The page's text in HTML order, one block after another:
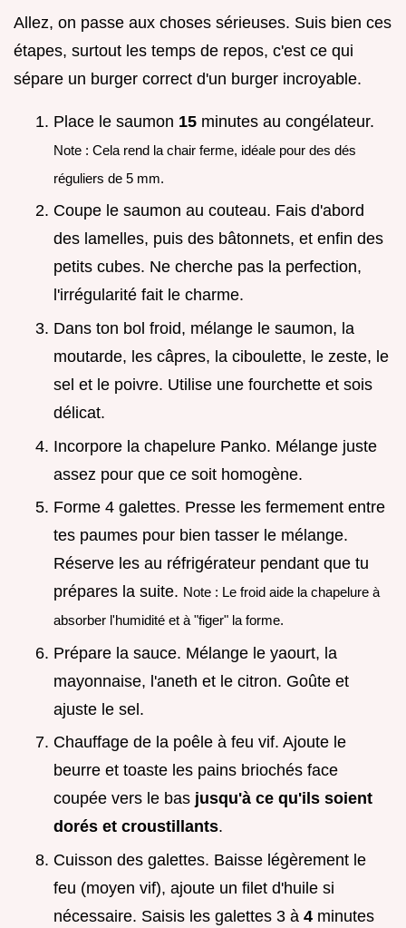
Allez, on passe aux choses sérieuses. Suis bien ces
étapes, surtout les temps de repos, c'est ce qui
sépare un burger correct d'un burger incroyable.
Place le saumon 15 minutes au congélateur.
Note : Cela rend la chair ferme, idéale pour des dés
réguliers de 5 mm.
Coupe le saumon au couteau. Fais d'abord
des lamelles, puis des bâtonnets, et enfin des
petits cubes. Ne cherche pas la perfection,
l'irrégularité fait le charme.
Dans ton bol froid, mélange le saumon, la
moutarde, les câpres, la ciboulette, le zeste, le
sel et le poivre. Utilise une fourchette et sois
délicat.
Incorpore la chapelure Panko. Mélange juste
assez pour que ce soit homogène.
Forme 4 galettes. Presse les fermement entre
tes paumes pour bien tasser le mélange.
Réserve les au réfrigérateur pendant que tu
prépares la suite. Note : Le froid aide la chapelure à
absorber l'humidité et à "figer" la forme.
Prépare la sauce. Mélange le yaourt, la
mayonnaise, l'aneth et le citron. Goûte et
ajuste le sel.
Chauffage de la poêle à feu vif. Ajoute le
beurre et toaste les pains briochés face
coupée vers le bas jusqu'à ce qu'ils soient
dorés et croustillants.
Cuisson des galettes. Baisse légèrement le
feu (moyen vif), ajoute un filet d'huile si
nécessaire. Saisis les galettes 3 à 4 minutes